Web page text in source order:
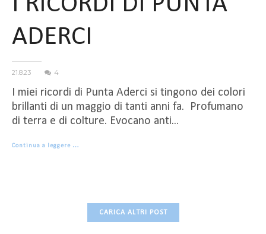
ADERCI
21.8.23 4
I miei ricordi di Punta Aderci si tingono dei colori
brillanti di un maggio di tanti anni fa. Profumano
di terra e di colture. Evocano anti...
Continua a leggere …
CARICA ALTRI POST